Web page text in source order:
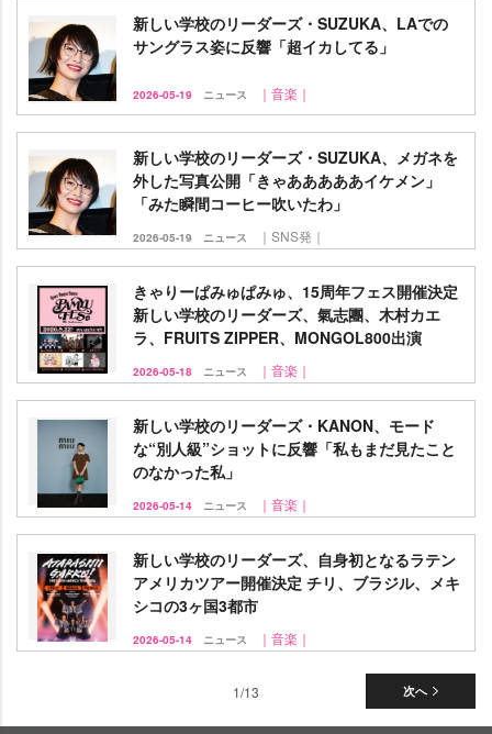
新しい学校のリーダーズ・SUZUKA、LAでの
サングラス姿に反響「超イカしてる」
2026-05-19 ニュース ｜音楽｜
新しい学校のリーダーズ・SUZUKA、メガネを
外した写真公開「きゃあああああイケメン」
「みた瞬間コーヒー吹いたわ」
2026-05-19 ニュース ｜SNS発｜
きゃりーぱみゅぱみゅ、15周年フェス開催決定
新しい学校のリーダーズ、氣志團、木村カエ
ラ、FRUITS ZIPPER、MONGOL800出演
2026-05-18 ニュース ｜音楽｜
新しい学校のリーダーズ・KANON、モード
な“別人級”ショットに反響「私もまだ見たこと
のなかった私」
2026-05-14 ニュース ｜音楽｜
新しい学校のリーダーズ、自身初となるラテン
アメリカツアー開催決定 チリ、ブラジル、メキ
シコの3ヶ国3都市
2026-05-14 ニュース ｜音楽｜
次へ
1/13